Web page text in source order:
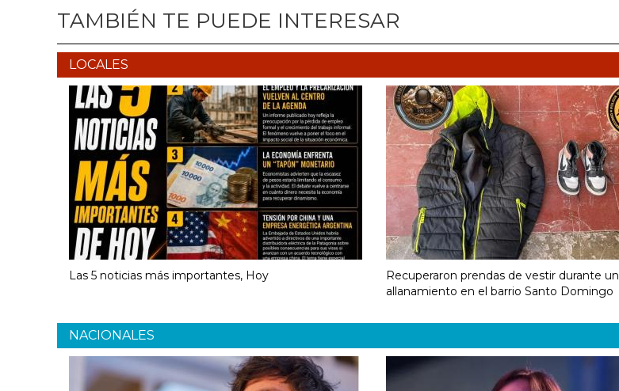
TAMBIÉN TE PUEDE INTERESAR
LOCALES
Las 5 noticias más importantes, Hoy
Recuperaron prendas de vestir durante un
allanamiento en el barrio Santo Domingo
NACIONALES